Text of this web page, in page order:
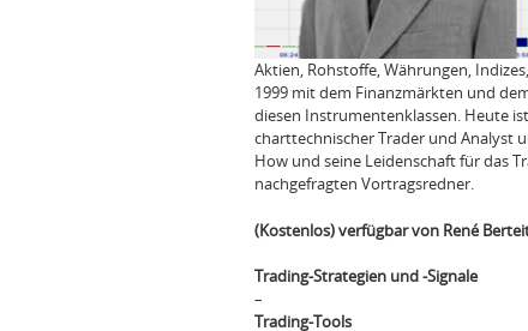
Aktien, Rohstoffe, Währungen,
1999 mit dem Finanzmärkten und
diesen Instrumentenklassen. Heute
charttechnischer Trader und Analyst
How und seine Leidenschaft für das
nachgefragten Vortragsredner.
(Kostenlos) verfügbar von René
Trading-Strategien und -Signale
–
Trading-Tools